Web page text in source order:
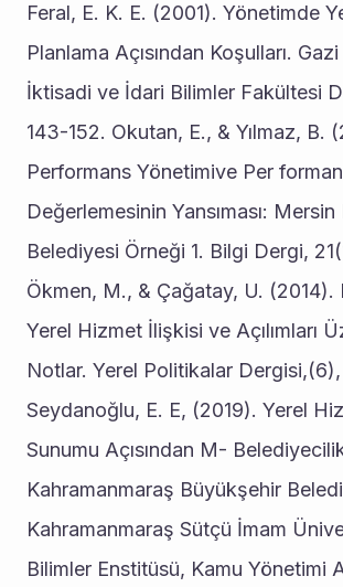
Feral, E. K. E. (2001). Yönetimde
Planlama Açısından Koşulları.
İktisadi ve İdari Bilimler Fakültesi
143-152. Okutan, E., & Yılmaz, B.
Performans Yönetimive Per
Değerlemesinin Yansıması:
Belediyesi Örneği 1. Bilgi Dergi,
Ökmen, M., & Çağatay, U. (2014).
Yerel Hizmet İlişkisi ve Açılımları
Notlar. Yerel Politikalar
Seydanoğlu, E. E, (2019). Yerel
Sunumu Açısından M-
Kahramanmaraş Büyükşehir
Kahramanmaraş Sütçü İmam
Bilimler Enstitüsü, Kamu Yönetimi